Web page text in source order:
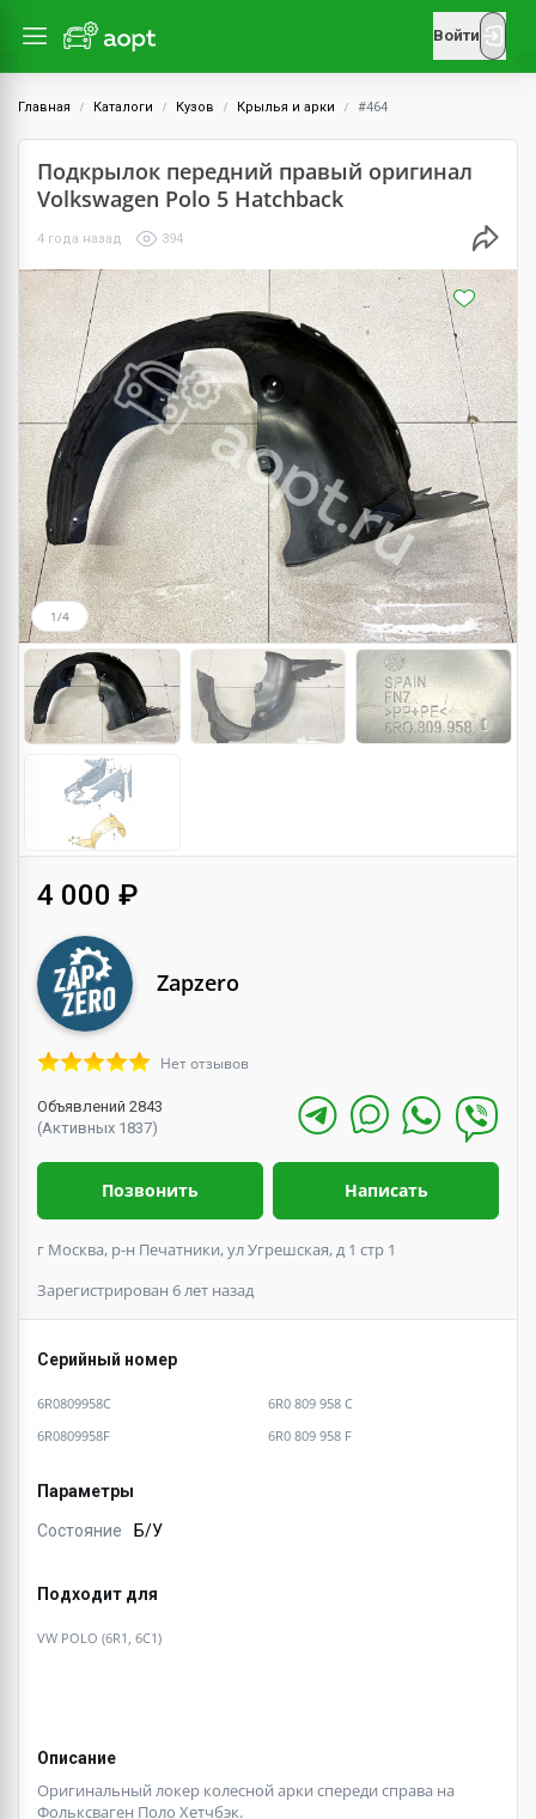
Войти
Главная Каталоги Кузов Крылья и арки #464
Подкрылок передний правый оригинал
Volkswagen Polo 5 Hatchback
4 года назад 394
1/4
4 000 ₽
Zapzero
Нет отзывов
Объявлений 2843
(Активных 1837)
Позвонить Написать
г Москва, р-н Печатники, ул Угрешская, д 1 стр 1
Зарегистрирован 6 лет назад
Серийный номер
6R0809958C
6R0 809 958 C
6R0809958F
6R0 809 958 F
Параметры
Состояние Б/У
Подходит для
VW POLO (6R1, 6C1)
Описание
Оригинальный локер колесной арки спереди справа на
Фольксваген Поло Хетчбэк.